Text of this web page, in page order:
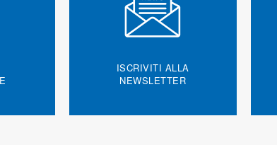
ISCRIVITI ALLA
NEWSLETTER